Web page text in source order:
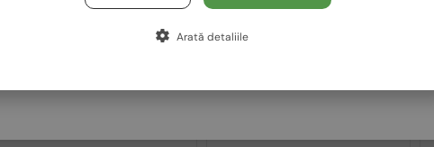
Arată detaliile